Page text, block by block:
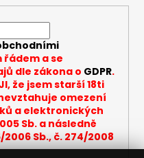
a se
dle zákona o GDPR.
že jsem starší 18ti
omezení
a elektronických
Sb. a následně
Sb., č. 274/2008